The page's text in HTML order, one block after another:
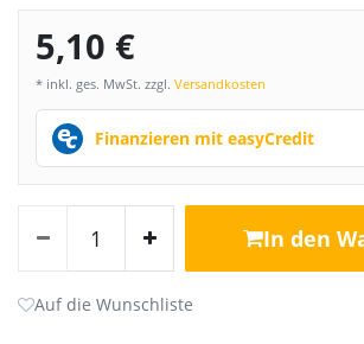
5,10 €
* inkl. ges. MwSt. zzgl. Versandkosten
Finanzieren mit easyCredit
In den